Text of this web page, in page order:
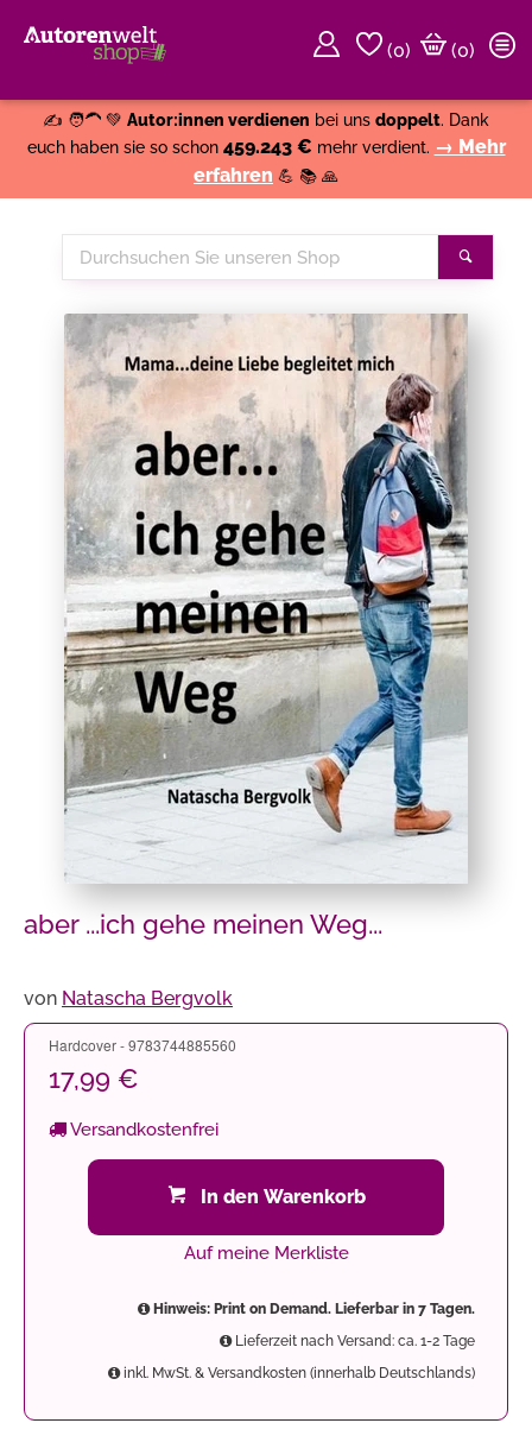
(0)
(0)
✍️ 🧑‍🦱 💚 Autor:innen verdienen bei uns doppelt. Dank
euch haben sie so schon 459.243 € mehr verdient. → Mehr
erfahren 💪 📚 🙏
Durchsuchen
Sie
Shop
aber ...ich gehe meinen Weg...
von Natascha Bergvolk
Hardcover - 9783744885560
17,99 €
Versandkostenfrei
In den Warenkorb
Auf meine Merkliste
Hinweis: Print on Demand. Lieferbar in 7 Tagen.
Lieferzeit nach Versand: ca. 1-2 Tage
inkl. MwSt. & Versandkosten (innerhalb Deutschlands)